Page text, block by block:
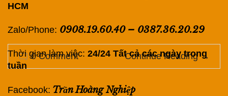
0 Comment Continue Reading→
HCM
Zalo/Phone: 0908.19.60.40– 0387.36.20.29
Thời gian làm việc: 24/24 Tất cả các ngày trong
tuần
Facebook: Trần Hoàng Nghiệp